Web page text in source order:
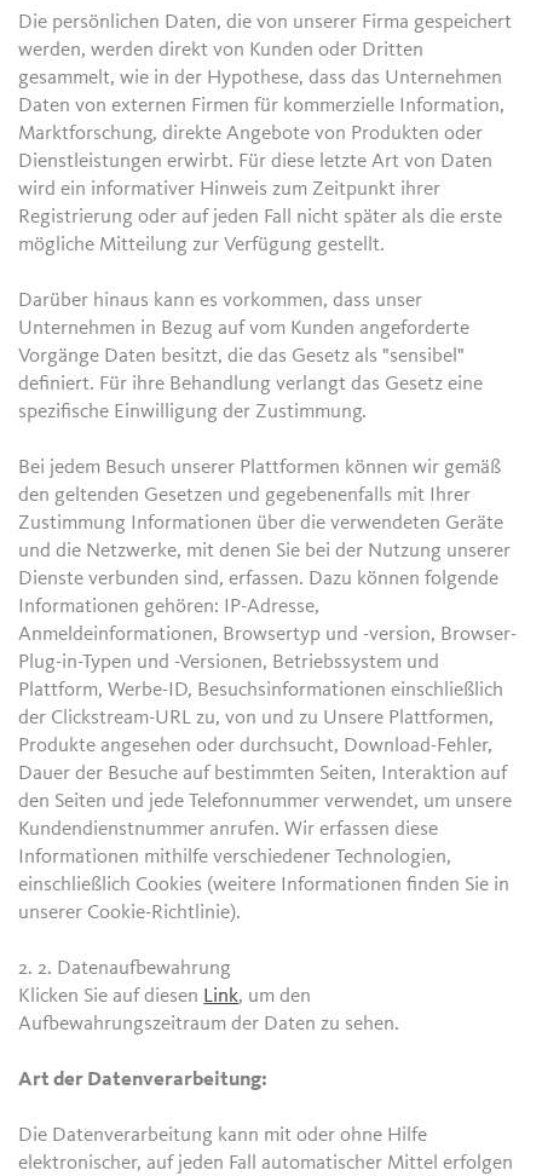
Die persönlichen Daten, die von unserer Firma gespeichert
werden, werden direkt von Kunden oder Dritten
gesammelt, wie in der Hypothese, dass das Unternehmen
Daten von externen Firmen für kommerzielle Information,
Marktforschung, direkte Angebote von Produkten oder
Dienstleistungen erwirbt. Für diese letzte Art von Daten
wird ein informativer Hinweis zum Zeitpunkt ihrer
Registrierung oder auf jeden Fall nicht später als die erste
mögliche Mitteilung zur Verfügung gestellt.
Darüber hinaus kann es vorkommen, dass unser
Unternehmen in Bezug auf vom Kunden angeforderte
Vorgänge Daten besitzt, die das Gesetz als "sensibel"
definiert. Für ihre Behandlung verlangt das Gesetz eine
spezifische Einwilligung der Zustimmung.
Bei jedem Besuch unserer Plattformen können wir gemäß
den geltenden Gesetzen und gegebenenfalls mit Ihrer
Zustimmung Informationen über die verwendeten Geräte
und die Netzwerke, mit denen Sie bei der Nutzung unserer
Dienste verbunden sind, erfassen. Dazu können folgende
Informationen gehören: IP-Adresse,
Anmeldeinformationen, Browsertyp und -version, Browser-
Plug-in-Typen und -Versionen, Betriebssystem und
Plattform, Werbe-ID, Besuchsinformationen einschließlich
der Clickstream-URL zu, von und zu Unsere Plattformen,
Produkte angesehen oder durchsucht, Download-Fehler,
Dauer der Besuche auf bestimmten Seiten, Interaktion auf
den Seiten und jede Telefonnummer verwendet, um unsere
Kundendienstnummer anrufen. Wir erfassen diese
Informationen mithilfe verschiedener Technologien,
einschließlich Cookies (weitere Informationen finden Sie in
unserer Cookie-Richtlinie).
2. 2. Datenaufbewahrung
Klicken Sie auf diesen Link, um den
Aufbewahrungszeitraum der Daten zu sehen.
Art der Datenverarbeitung:
Die Datenverarbeitung kann mit oder ohne Hilfe
elektronischer, auf jeden Fall automatischer Mittel erfolgen